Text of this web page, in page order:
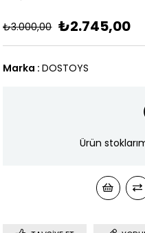
₺3.000,00 ₺2.745,00
Marka : DOSTOYS
Ürün